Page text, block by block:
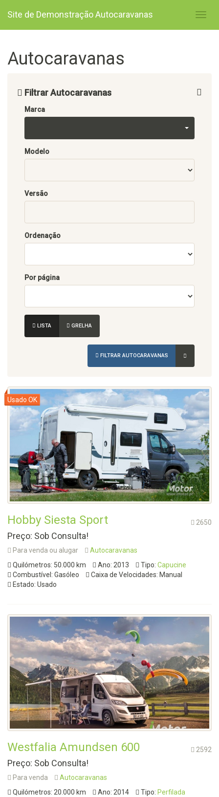
Site de Demonstração Autocaravanas
Autocaravanas
Filtrar Autocaravanas
Marca
Modelo
Versão
Ordenação
Por página
LISTA GRELHA
FILTRAR AUTOCARAVANAS
2650
Hobby Siesta Sport
Preço: Sob Consulta!
Para venda ou alugar
Autocaravanas
Quilómetros: 50.000 km
Ano: 2013 Tipo: Capucine
Combustível: Gasóleo
Caixa de Velocidades: Manual
Estado: Usado
2592
Westfalia Amundsen 600
Preço: Sob Consulta!
Para venda
Autocaravanas
Quilómetros: 20.000 km
Ano: 2014 Tipo: Perfilada